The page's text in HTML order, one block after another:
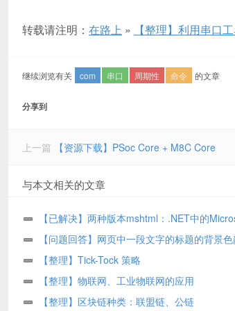
转载请注明： 在路上 » 【整理】利用串口
继续浏览有关 com 串口 周期性 命令 的文章
分享到
上一篇 【资源下载】PSoc Core + M8C Core
与本文相关的文章
【已解决】两种版本mshtml：.NET中的
Microsoft.mshtml.dll和COM中的Microsoft
mshtml.tlb之间的区别
【问题回答】网页中一段文字的标题的背景
【整理】Tick-Tock 策略
【整理】物联网、工业物联网的应用
【整理】区块链种类：联盟链、公链